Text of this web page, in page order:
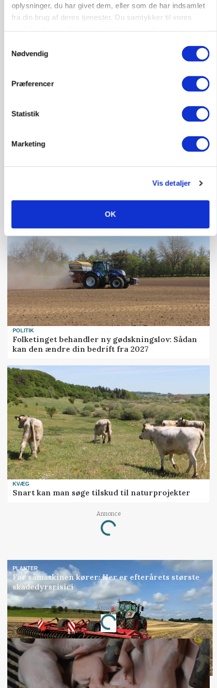
oplysninger, du har givet dem, eller som de har indsamlet
fra din brug af deres tjenester. Du samtykker til vores
Nødvendig
Præferencer
Statistik
Marketing
Vis detaljer
OK
Annonce
Loading...
POLITIK
protestgruppe vil demonstrere mod ny
POLITIK
Folketinget behandler ny gødskningslov: Sådan
kan den ændre din bedrift fra 2027
KVÆG
Snart kan man søge tilskud til naturprojekter
Annonce
Loading...
PLANTER
Før såmaskinen kører: Her er efterårets største
skadedyrsrisici
Annonce
Loading...